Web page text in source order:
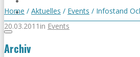
Kontakt
Home / Aktuelles / Events / Infostand
20.03.2011 in Events
Archiv